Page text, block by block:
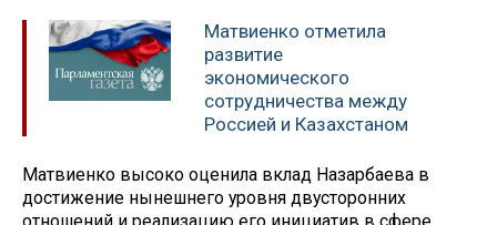
Матвиенко отметила
развитие
экономического
сотрудничества между
Россией и Казахстаном
Матвиенко высоко оценила вклад Назарбаева в
достижение нынешнего уровня двусторонних